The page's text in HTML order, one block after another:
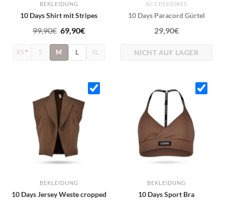
BEKLEIDUNG
10 Days Shirt mit Stripes
99,90€ Ursprünglicher
Preis
war:
69,90€Aktueller
Preis
ist:
XS* S M L XL
ACCESSOIRES
10 Days Paracord Gürtel
29,90€
NICHT AUF LAGER
BEKLEIDUNG
10 Days Jersey Weste cropped
BEKLEIDUNG
10 Days Sport Bra